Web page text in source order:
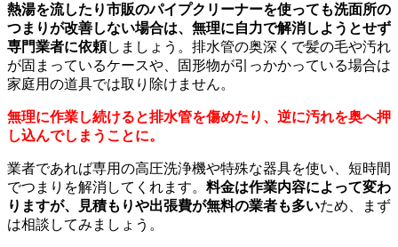
熱湯を流したり市販のパイプクリーナーを使っても洗面所の
つまりが改善しない場合は、無理に自力で解消しようとせず
専門業者に依頼しましょう。排水管の奥深くで髪の毛や汚れ
が固まっているケースや、固形物が引っかかっている場合は
家庭用の道具では取り除けません。
無理に作業し続けると排水管を傷めたり、逆に汚れを奥へ押
し込んでしまうことに。
業者であれば専用の高圧洗浄機や特殊な器具を使い、短時間
でつまりを解消してくれます。 料金は作業内容によって変わ
りますが、見積もりや出張費が無料の業者も多いため、まず
は相談してみましょう。